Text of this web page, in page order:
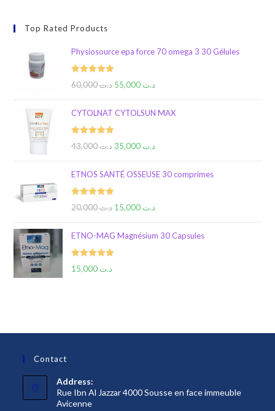
Top Rated Products
Physiosource epa force 70 omega 3 30 Gélules
Rated 5.00د.ت60,000 د.ت
CYTOLNAT CYTOLSUN MAX
Rated 5.00د.ت43,000 د.ت
ETNOS SANTÉ OSSEUSE 30 comprimes
Rated 5.00د.ت20,000 د.ت
ETNO-MAG Magnésium 30 Capsules
Rated 5.00د.ت
Contact
Address:
Rue Ibn Al Jazzar 4000 Sousse en face immeuble
Avicenne